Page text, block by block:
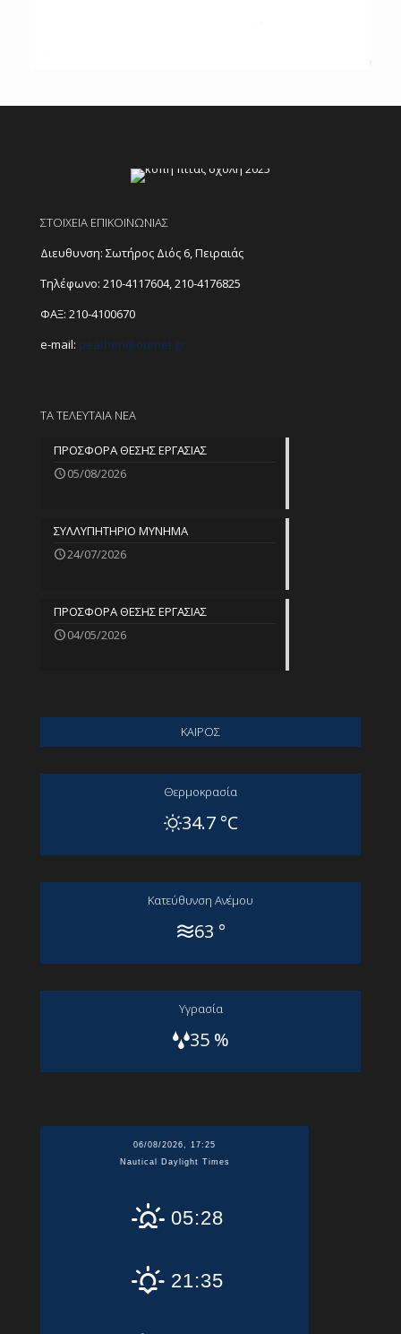
ΣΤΟΙΧΕΙΑ ΕΠΙΚΟΙΝΩΝΙΑΣ
Διευθυνση: Σωτήρος Διός 6, Πειραιάς
Τηλέφωνο: 210-4117604,210-4176825
ΦΑΞ: 210-4100670
e-mail: peathen@otenet.gr
ΤΑ ΤΕΛΕΥΤΑΙΑ ΝΕΑ
ΠΡΟΣΦΟΡΑ ΘΕΣΗΣ ΕΡΓΑΣΙΑΣ
05/08/2026
ΣΥΛΛΥΠΗΤΗΡΙΟ ΜΥΝΗΜΑ
24/07/2026
ΠΡΟΣΦΟΡΑ ΘΕΣΗΣ ΕΡΓΑΣΙΑΣ
04/05/2026
ΚΑΙΡΟΣ
Θερμοκρασία
34.7 °C
Kατεύθυνση Aνέμου
63 °
Yγρασία
35 %
06/08/2026, 17:25
Nautical Daylight Times
05:28
21:35